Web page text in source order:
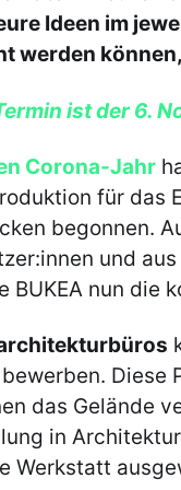
Ideen im
werden
ist der 6.
Corona-Jahr
für das
begonnen.
und
BUKEA nun die
Diese
das Gelände
in
Werkstatt